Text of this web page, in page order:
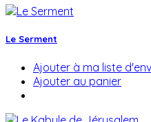
Le Serment
Ajouter à ma liste
Ajouter au panier